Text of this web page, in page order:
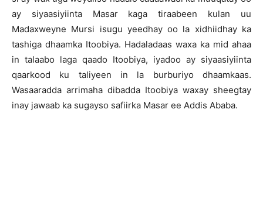
ay siyaasiyiinta Masar kaga tiraabeen kulan uu
Madaxweyne Mursi isugu yeedhay oo la xidhiidhay ka
tashiga dhaamka Itoobiya. Hadaladaas waxa ka mid ahaa
in talaabo laga qaado Itoobiya, iyadoo ay siyaasiyiinta
qaarkood ku taliyeen in la burburiyo dhaamkaas.
Wasaaradda arrimaha dibadda Itoobiya waxay sheegtay
inay jawaab ka sugayso safiirka Masar ee Addis Ababa.